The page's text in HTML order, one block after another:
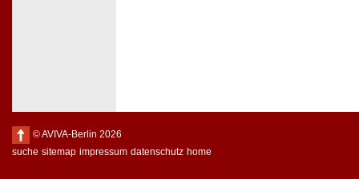
© AVIVA-Berlin 2026
suche sitemap impressum datenschutz home